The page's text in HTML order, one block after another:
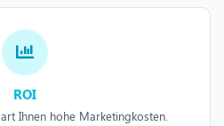
ROI
Ihnen hohe Marketingkosten.